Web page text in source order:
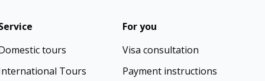
tours
Tours
For you
Visa consultation
Payment instructions